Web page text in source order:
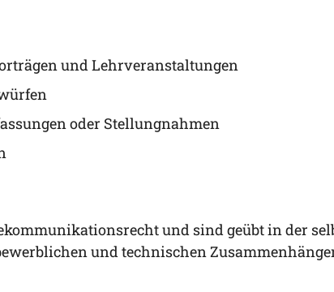
und Lehrveranstaltungen
oder Stellungnahmen
und sind geübt in der
und tech­ni­schen